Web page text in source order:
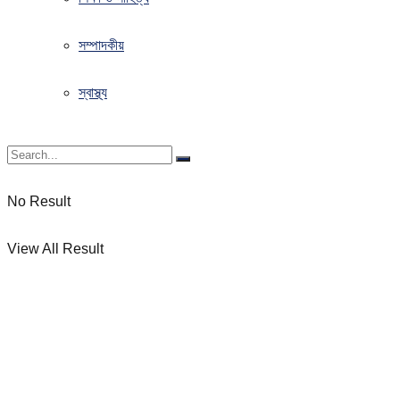
সম্পাদকীয়
স্বাস্থ্য
No Result
View All Result